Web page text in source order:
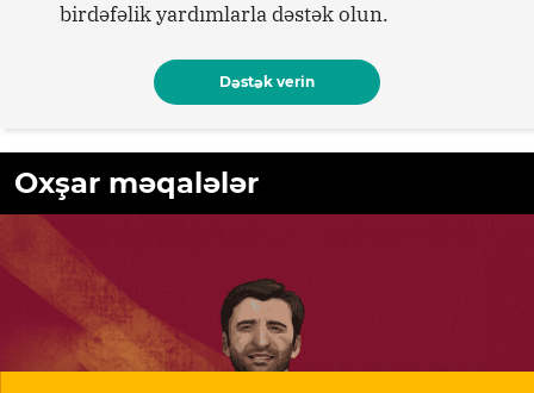
birdəfəlik yardımlarla dəstək olun.
Dəstək verin
Oxşar məqalələr